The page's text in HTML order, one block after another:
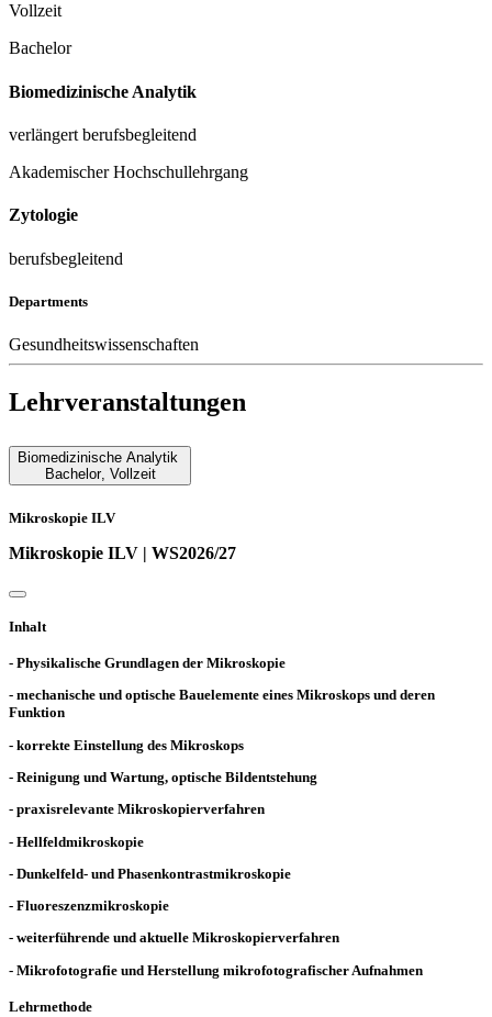
Vollzeit
Bachelor
Biomedizinische Analytik
verlängert berufsbegleitend
Akademischer Hochschullehrgang
Zytologie
berufsbegleitend
Departments
Gesundheitswissenschaften
Lehrveranstaltungen
Biomedizinische Analytik
Bachelor, Vollzeit
Mikroskopie ILV
Mikroskopie ILV | WS2026/27
Inhalt
- Physikalische Grundlagen der Mikroskopie
- mechanische und optische Bauelemente eines Mikroskops und deren
Funktion
- korrekte Einstellung des Mikroskops
- Reinigung und Wartung, optische Bildentstehung
- praxisrelevante Mikroskopierverfahren
- Hellfeldmikroskopie
- Dunkelfeld- und Phasenkontrastmikroskopie
- Fluoreszenzmikroskopie
- weiterführende und aktuelle Mikroskopierverfahren
- Mikrofotografie und Herstellung mikrofotografischer Aufnahmen
Lehrmethode